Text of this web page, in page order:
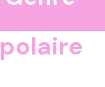
polaire